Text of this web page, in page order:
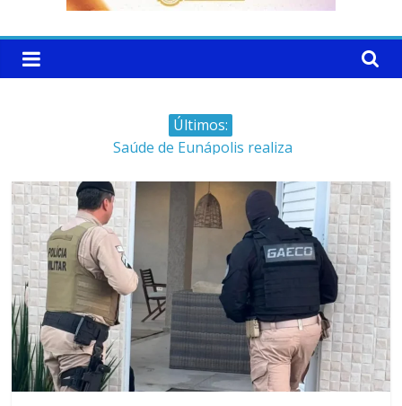
Últimos:
Patrimônio de Neto Carletto
4 anos
Saúde de Eunápolis realiza
campanha integrada: Agosto
Dourado e Lilás
Máfia das canetas
emagrecedoras na mira da
polícia
Faltam 10 dias para a
campanha começar pra valer
Ministro do STJ perde o cargo